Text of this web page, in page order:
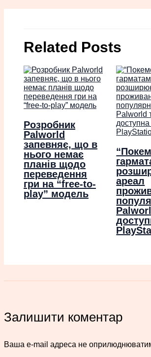
Related Posts
Розробник
Palworld
запевняє, що в
нього немає
планів щодо
переведення
гри на “free-to-
play” модель
ареал
Залишити коментар
Ваша e-mail адреса не